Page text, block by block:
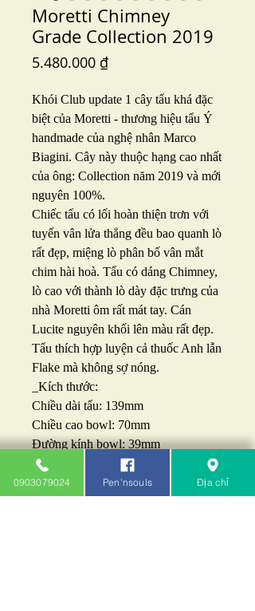
Moretti Chimney
Grade Collection 2019
5.480.000 ₫Price
Khói Club update 1 cây tẩu khá đặc
biệt của Moretti - thương hiệu tẩu Ý
handmade của nghệ nhân Marco
Biagini. Cây này thuộc hạng cao nhất
của ông: Collection năm 2019 và mới
nguyên 100%.
Chiếc tẩu có lối hoàn thiện trơn với
tuyến vân lửa thẳng đều bao quanh lò
rất đẹp, miệng lò phân bố vân mắt
chim hài hoà. Tẩu có dáng Chimney,
lò cao với thành lò dày đặc trưng của
nhà Moretti ôm rất mát tay. Cán
Lucite nguyên khối lên màu rất đẹp.
Tẩu thích hợp luyện cả thuốc Anh lẫn
Flake mà không sợ nóng.
_Kích thước:
Chiều dài tẩu: 139mm
Chiều cao bowl: 70mm
Đường kính bowl: 39mm
Đường kính lò: 20mm
Chiều sâu lò: 60mm
0903079024 Pen'nsouls Địa chỉ